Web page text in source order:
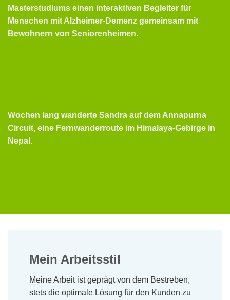
Masterstudiums einen interaktiven Begleiter für
Menschen mit Alzheimer-Demenz gemeinsam mit
Bewohnern von Seniorenheimen.
Wochen lang wanderte Sandra auf dem Annapurna
Circuit, eine Fernwanderroute im Himalaya-Gebirge in
Nepal.
Mein Arbeitsstil
Meine Arbeit ist geprägt von dem Bestreben,
stets die optimale Lösung für den Kunden zu